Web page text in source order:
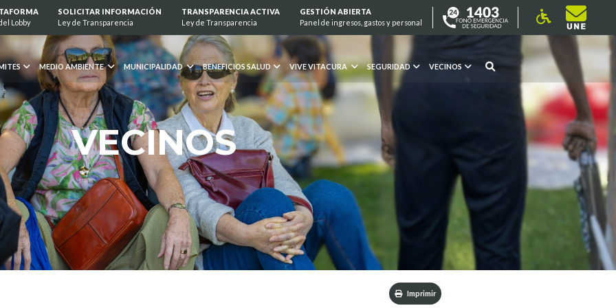
Lobby
SOLICITAR INFORMACIÓN
Ley de Transparencia
TRANSPARENCIA ACTIVA
Ley de Transparencia
GESTIÓN ABIERTA
Panel de ingresos, gastos y personal
MEDIO AMBIENTE MUNICIPALIDAD BENEFICIOS SALUD VIVE VITACURA SEGURIDAD VECINOS
VECINOS
Imprimir